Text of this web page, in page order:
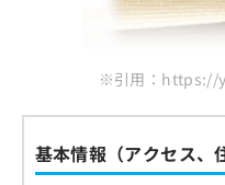
※引用：https://
基本情報（アクセス、